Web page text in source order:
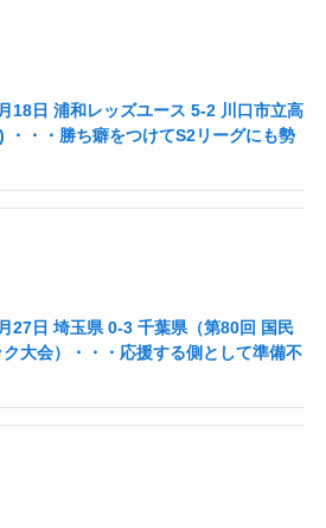
18日 浦和レッズユース 5-2 川口市立高
・・・勝ち癖をつけてS2リーグにも勢
27日 埼玉県 0-3 千葉県（第80回 国民
大会）・・・応援する側として準備不